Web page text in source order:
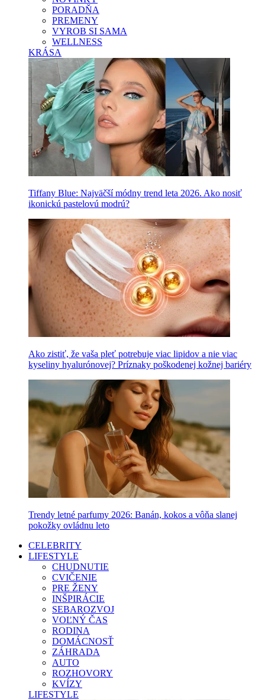
PORADŇA
PREMENY
VYROB SI SAMA
WELLNESS
KRÁSA
Tiffany Blue: Najväčší módny trend leta 2026. Ako nosiť
ikonickú pastelovú modrú?
Ako zistiť, že vaša pleť potrebuje viac lipidov a nie viac
kyseliny hyalurónovej? Príznaky poškodenej kožnej bariéry
Trendy letné parfumy 2026: Banán, kokos a vôňa slanej
pokožky ovládnu leto
CELEBRITY
LIFESTYLE
CHUDNUTIE
CVIČENIE
PRE ŽENY
INŠPIRÁCIE
SEBAROZVOJ
VOĽNÝ ČAS
RODINA
DOMÁCNOSŤ
ZÁHRADA
AUTO
ROZHOVORY
KVÍZY
LIFESTYLE